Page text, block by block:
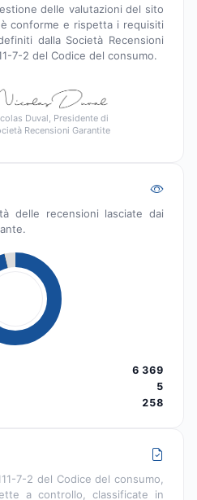
delle valutazioni del sito
conforme e rispetta i requisiti
dalla Società Recensioni
7-2 del Codice del consumo.
Duval, Presidente di
Recensioni Garantite
delle recensioni lasciate dai
6 369
5
258
7-2 del Codice del consumo,
a controllo, classificate in